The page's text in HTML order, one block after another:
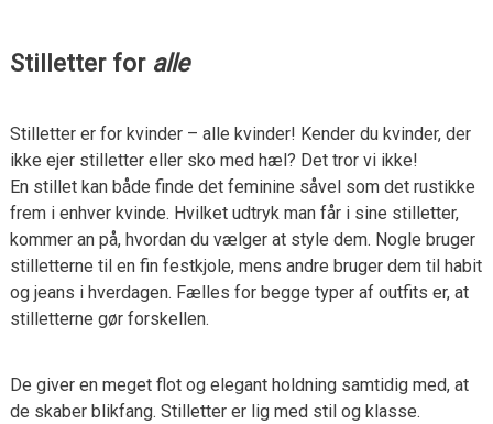
Stilletter for alle
Stilletter er for kvinder – alle kvinder! Kender du kvinder, der
ikke ejer stilletter eller sko med hæl? Det tror vi ikke!
En stillet kan både finde det feminine såvel som det rustikke
frem i enhver kvinde. Hvilket udtryk man får i sine stilletter,
kommer an på, hvordan du vælger at style dem. Nogle bruger
stilletterne til en fin festkjole, mens andre bruger dem til habit
og jeans i hverdagen. Fælles for begge typer af outfits er, at
stilletterne gør forskellen.
De giver en meget flot og elegant holdning samtidig med, at
de skaber blikfang. Stilletter er lig med stil og klasse.